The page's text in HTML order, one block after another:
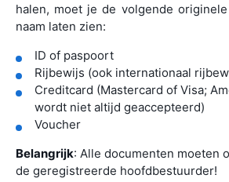
halen, moet je de volgende
naam laten zien:
ID of paspoort
Rijbewijs (ook internationaal
Creditcard (Mastercard of Visa;
wordt niet altijd geaccepteerd)
Voucher
Belangrijk: Alle documenten moeten
de geregistreerde hoofdbestuurder!